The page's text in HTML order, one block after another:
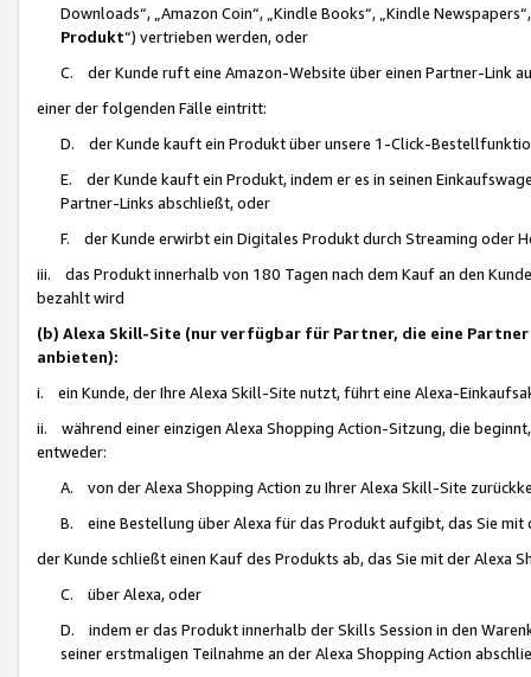
Downloads“, „Amazon Coin“, „Kindle Books“, „Kindle
Produkt“) vertrieben werden, oder
C. der Kunde ruft eine Amazon-Website über einen Partner-Link
einer der folgenden Fälle eintritt:
D. der Kunde kauft ein Produkt über unsere 1-Click-
E. der Kunde kauft ein Produkt, indem er es in seinen
Partner-Links abschließt, oder
F. der Kunde erwirbt ein Digitales Produkt durch Streaming oder
iii. das Produkt innerhalb von 180 Tagen nach dem Kauf an den
bezahlt wird
(b) Alexa Skill-Site (nur verfügbar für Partner, die eine
anbieten):
i. ein Kunde, der Ihre Alexa Skill-Site nutzt, führt eine Alexa-
ii. während einer einzigen Alexa Shopping Action-Sitzung, die
entweder:
A. von der Alexa Shopping Action zu Ihrer Alexa Skill-Site
B. eine Bestellung über Alexa für das Produkt aufgibt, das Sie mit
der Kunde schließt einen Kauf des Produkts ab, das Sie mit der Alexa
C. über Alexa, oder
D. indem er das Produkt innerhalb der Skills Session in den
seiner erstmaligen Teilnahme an der Alexa Shopping Action